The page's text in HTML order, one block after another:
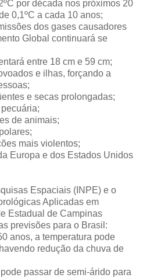
por década nos próximos 20
0,1ºC a cada 10 anos;
dos gases causadores
Global continuará se
entre 18 cm e 59 cm;
e ilhas, forçando a
e secas prolongadas;
de animais;
mais violentos;
Europa e dos Estados Unidos
Espaciais (INPE) e o
Aplicadas em
Estadual de Campinas
previsões para o Brasil:
anos, a temperatura pode
redução da chuva de
passar de semi-árido para